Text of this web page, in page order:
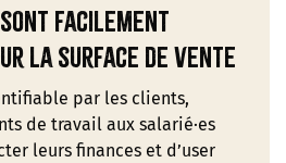
facilement
la surface de vente
par les clients,
de travail aux salarié·es
leurs finances et d’user